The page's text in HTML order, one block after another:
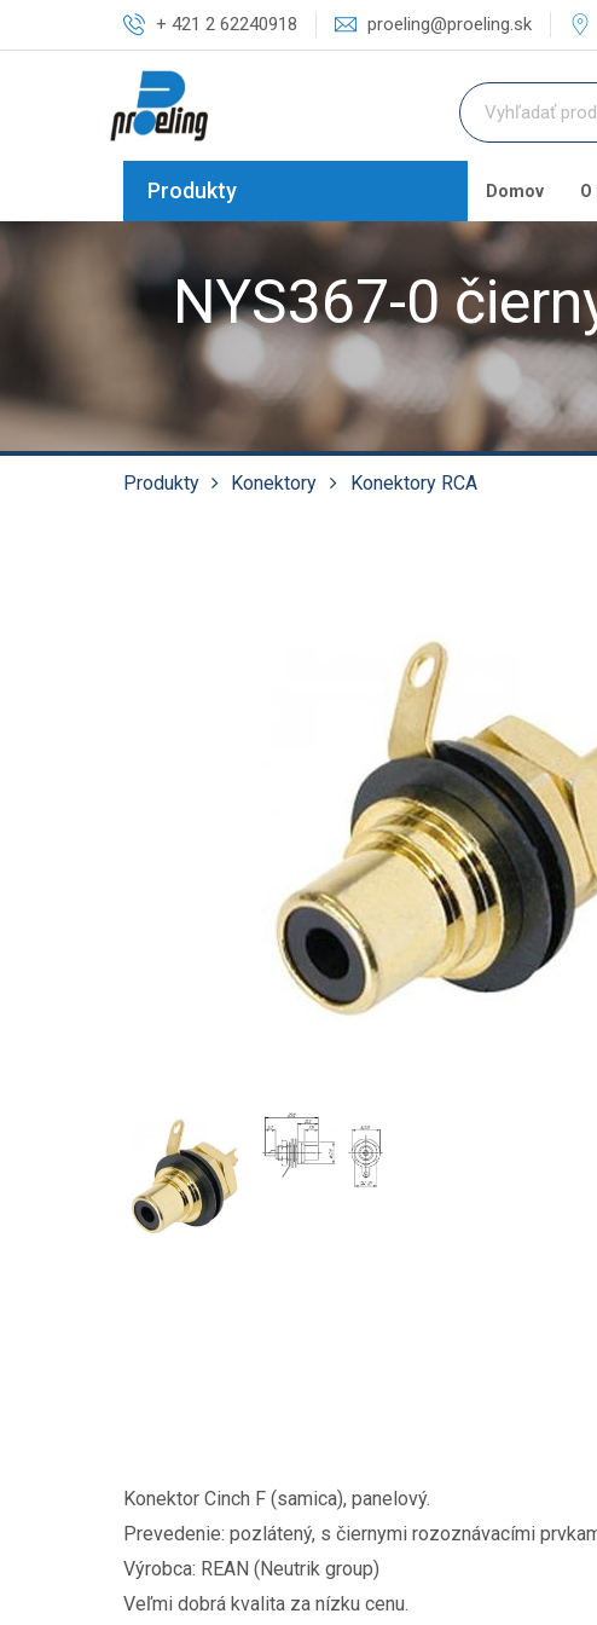
+ 421 2 62240918 proeling@proeling.sk
Produkty Domov O
NYS367-0
Produkty Konektory Konektory RCA
Konektor Cinch F (samica), panelový.
Prevedenie: pozlátený, s čiernymi rozoznávacími
Výrobca: REAN (Neutrik group)
Veľmi dobrá kvalita za nízku cenu.